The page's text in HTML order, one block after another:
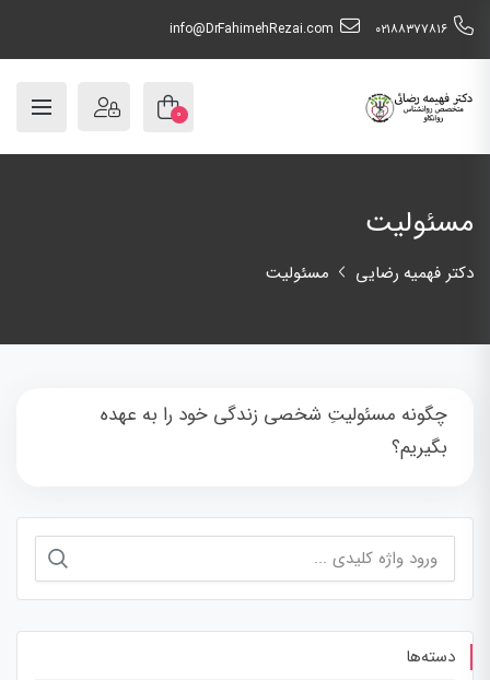
٠٢١٨٨٣٧٧٨١٦ info@DrFahimehRezai.com
۰
مسئولیت
دکتر فهمیه رضایی مسئولیت
چگونه مسئولیتِ شخصی زندگی خود را به عهده
بگیریم؟
جستجو
برای:
دسته‌ها